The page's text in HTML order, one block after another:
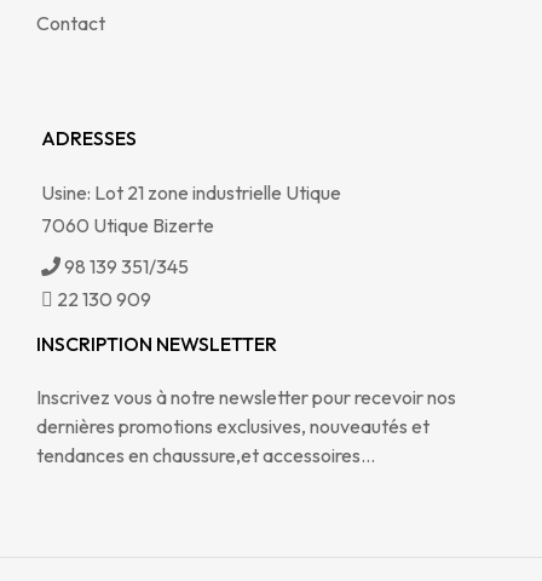
Contact
ADRESSES
Usine: Lot 21 zone industrielle Utique
7060 Utique Bizerte
98 139 351/345
22 130 909
INSCRIPTION NEWSLETTER
Inscrivez vous à notre newsletter pour recevoir nos
dernières promotions exclusives, nouveautés et
tendances en chaussure,et accessoires…